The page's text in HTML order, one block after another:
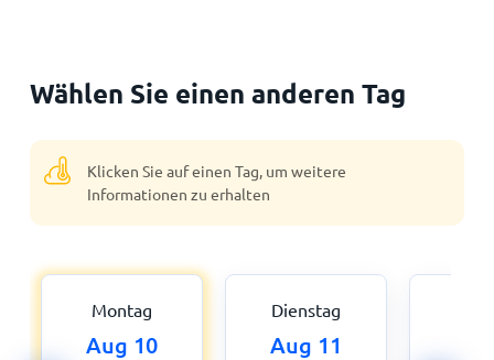
Wählen Sie einen anderen Tag
Klicken Sie auf einen Tag, um weitere
Informationen zu erhalten
Montag
Aug 10
Dienstag
Aug 11